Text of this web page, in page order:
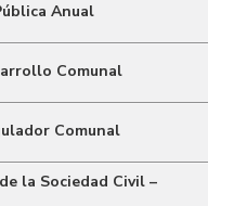
Anual
Comunal
Comunal
la Sociedad Civil –